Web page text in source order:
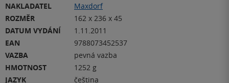
NAKLADATEL
Maxdorf
ROZMĚR
162 x 236 x 45
DATUM VYDÁNÍ
1.11.2011
EAN
9788073452537
VAZBA
pevná vazba
HMOTNOST
1252 g
JAZYK
čeština